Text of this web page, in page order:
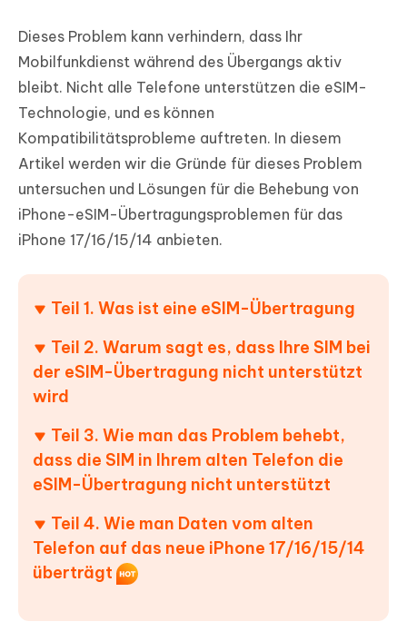
Dieses Problem kann verhindern, dass Ihr
Mobilfunkdienst während des Übergangs aktiv
bleibt. Nicht alle Telefone unterstützen die eSIM-
Technologie, und es können
Kompatibilitätsprobleme auftreten. In diesem
Artikel werden wir die Gründe für dieses Problem
untersuchen und Lösungen für die Behebung von
iPhone-eSIM-Übertragungsproblemen für das
iPhone 17/16/15/14 anbieten.
Teil 1. Was ist eine eSIM-Übertragung
Teil 2. Warum sagt es, dass Ihre SIM bei
der eSIM-Übertragung nicht unterstützt
wird
Teil 3. Wie man das Problem behebt,
dass die SIM in Ihrem alten Telefon die
eSIM-Übertragung nicht unterstützt
Teil 4. Wie man Daten vom alten
Telefon auf das neue iPhone 17/16/15/14
überträgt